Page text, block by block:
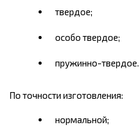
твердое;
особо твердое;
пружинно-твердое.
По точности изготовления:
нормальной;